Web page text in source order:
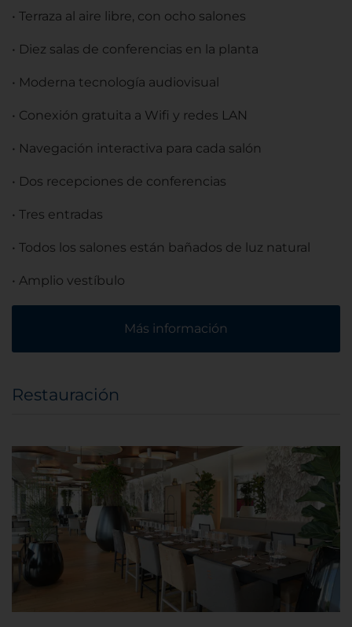
• Terraza al aire libre, con ocho salones
• Diez salas de conferencias en la planta
• Moderna tecnología audiovisual
• Conexión gratuita a Wifi y redes LAN
• Navegación interactiva para cada salón
• Dos recepciones de conferencias
• Tres entradas
• Todos los salones están bañados de luz natural
• Amplio vestíbulo
Más información
Restauración